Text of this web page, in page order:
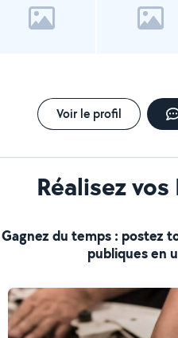
Voir le profil
Réalisez
Gagnez du temps : postez
publiques en